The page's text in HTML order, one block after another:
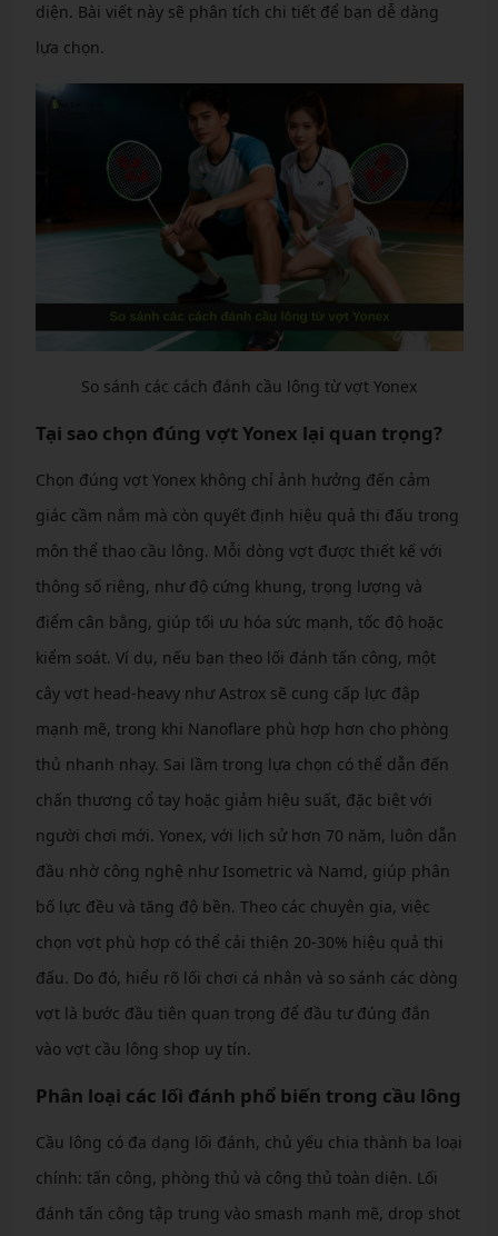
diện. Bài viết này sẽ phân tích chi tiết để bạn dễ dàng
lựa chọn.
So sánh các cách đánh cầu lông từ vợt Yonex
Tại sao chọn đúng vợt Yonex lại quan trọng?
Chọn đúng vợt Yonex không chỉ ảnh hưởng đến cảm
giác cầm nắm mà còn quyết định hiệu quả thi đấu trong
môn thể thao cầu lông. Mỗi dòng vợt được thiết kế với
thông số riêng, như độ cứng khung, trọng lượng và
điểm cân bằng, giúp tối ưu hóa sức mạnh, tốc độ hoặc
kiểm soát. Ví dụ, nếu bạn theo lối đánh tấn công, một
cây vợt head-heavy như Astrox sẽ cung cấp lực đập
mạnh mẽ, trong khi Nanoflare phù hợp hơn cho phòng
thủ nhanh nhạy. Sai lầm trong lựa chọn có thể dẫn đến
chấn thương cổ tay hoặc giảm hiệu suất, đặc biệt với
người chơi mới. Yonex, với lịch sử hơn 70 năm, luôn dẫn
đầu nhờ công nghệ như Isometric và Namd, giúp phân
bố lực đều và tăng độ bền. Theo các chuyên gia, việc
chọn vợt phù hợp có thể cải thiện 20-30% hiệu quả thi
đấu. Do đó, hiểu rõ lối chơi cá nhân và so sánh các dòng
vợt là bước đầu tiên quan trọng để đầu tư đúng đắn
vào vợt cầu lông shop uy tín.
Phân loại các lối đánh phổ biến trong cầu lông
Cầu lông có đa dạng lối đánh, chủ yếu chia thành ba loại
chính: tấn công, phòng thủ và công thủ toàn diện. Lối
đánh tấn công tập trung vào smash mạnh mẽ, drop shot